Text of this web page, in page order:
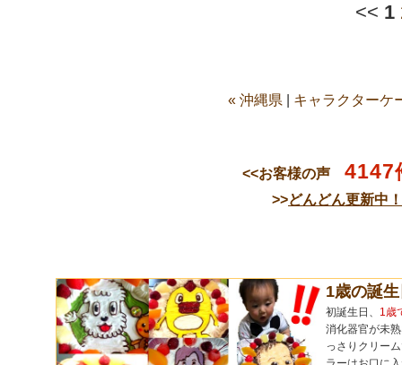
<< 1
« 沖縄県 キャラクターケ
<<お客様の声 4147
>>どんどん更新中
1歳の誕
初誕生日、 1歳
消化器官が未
っさりクリー